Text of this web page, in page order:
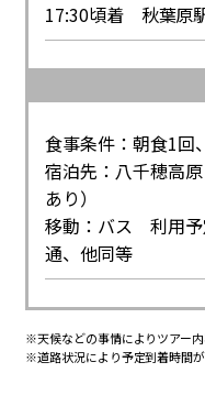
17:30頃着 秋葉原
食事条件：朝食1回
宿泊先：八千穂高
あり）
移動：バス 利用予
通、他同等
※天候などの事情によりツアー内
※道路状況により予定到着時間が